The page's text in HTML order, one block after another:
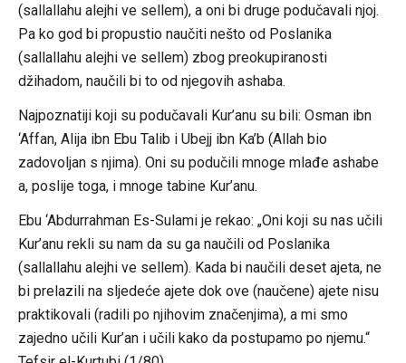
(sallallahu alejhi ve sellem), a oni bi druge podučavali njoj.
Pa ko god bi propustio naučiti nešto od Poslanika
(sallallahu alejhi ve sellem) zbog preokupiranosti
džihadom, naučili bi to od njegovih ashaba.
Najpoznatiji koji su podučavali Kur’anu su bili: Osman ibn
‘Affan, Alija ibn Ebu Talib i Ubejj ibn Ka’b (Allah bio
zadovoljan s njima). Oni su podučili mnoge mlađe ashabe
a, poslije toga, i mnoge tabine Kur’anu.
Ebu ‘Abdurrahman Es-Sulami je rekao: „Oni koji su nas učili
Kur’anu rekli su nam da su ga naučili od Poslanika
(sallallahu alejhi ve sellem). Kada bi naučili deset ajeta, ne
bi prelazili na sljedeće ajete dok ove (naučene) ajete nisu
praktikovali (radili po njihovim značenjima), a mi smo
zajedno učili Kur’an i učili kako da postupamo po njemu.“